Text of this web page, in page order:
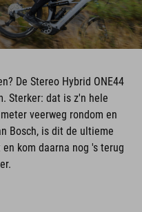
De Stereo Hybrid ONE44
Sterker: dat is z'n hele
veerweg rondom en
Bosch, is dit de ultieme
kom daarna nog 's terug